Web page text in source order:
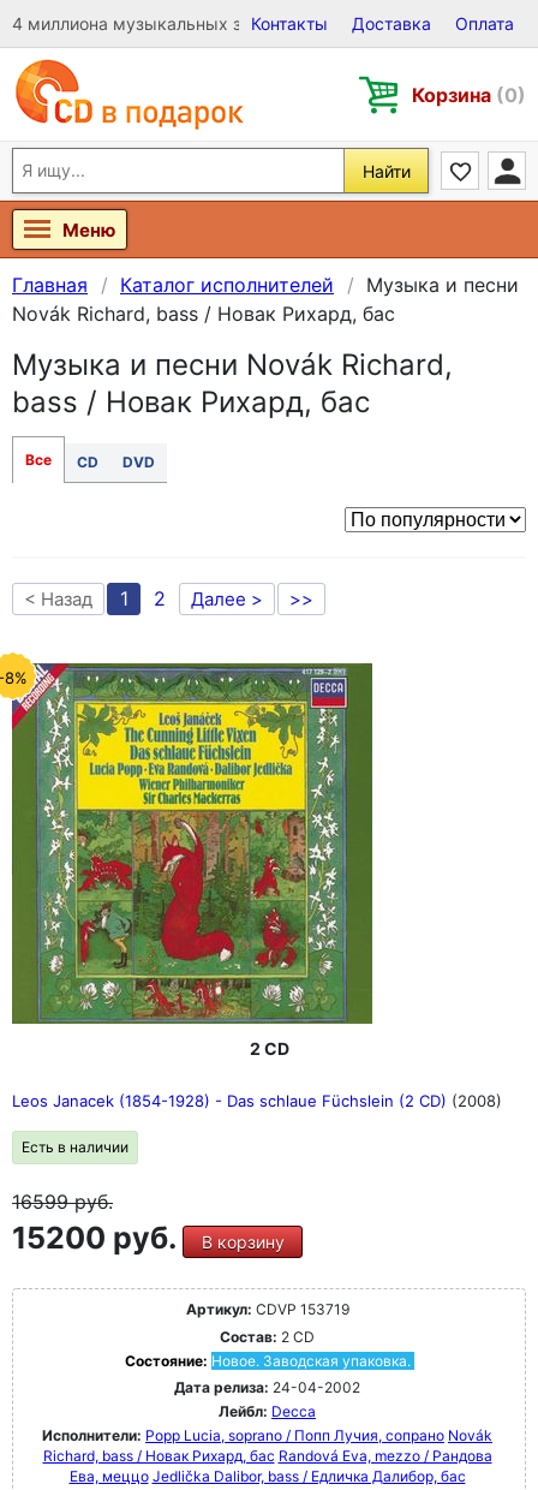
4 миллиона музыкальных записей на Виниле, CD и DVD
Контакты Доставка Оплата
Корзина (0)
Найти
Меню
Главная Каталог исполнителей
Музыка и песни
Novák Richard, bass / Новак Рихард, бас
Музыка и песни Novák Richard,
bass / Новак Рихард, бас
Все CD DVD
< Назад 1 2 Далее > >>
8%
2 CD
Leos Janacek (1854-1928) - Das schlaue Füchslein (2 CD) (2008)
Есть в наличии
16599руб.
15200 руб. В корзину
Артикул: CDVP 153719
Состав: 2 CD
Состояние: Новое. Заводская упаковка.
Дата релиза: 24-04-2002
Лейбл: Decca
Исполнители: Popp Lucia, soprano / Попп Лучия, сопрано Novák
Richard, bass / Новак Рихард, бас Randová Eva, mezzo / Рандова
Ева, меццо Jedlička Dalibor, bass / Едличка Далибор, бас